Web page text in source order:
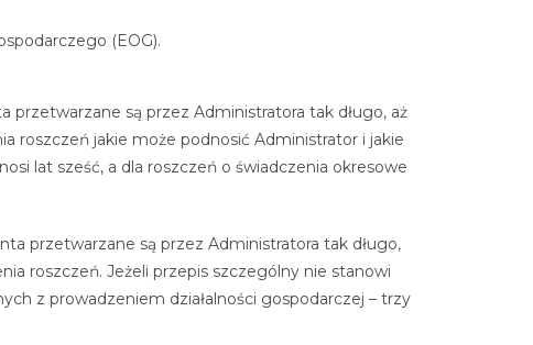
(EOG).
są przez Administratora tak długo, aż
roszczeń jakie może podnosić Administrator i jakie
lat sześć, a dla roszczeń o świadczenia okresowe
przetwarzane są przez Administratora tak długo,
roszczeń. Jeżeli przepis szczególny nie stanowi
z prowadzeniem działalności gospodarczej – trzy